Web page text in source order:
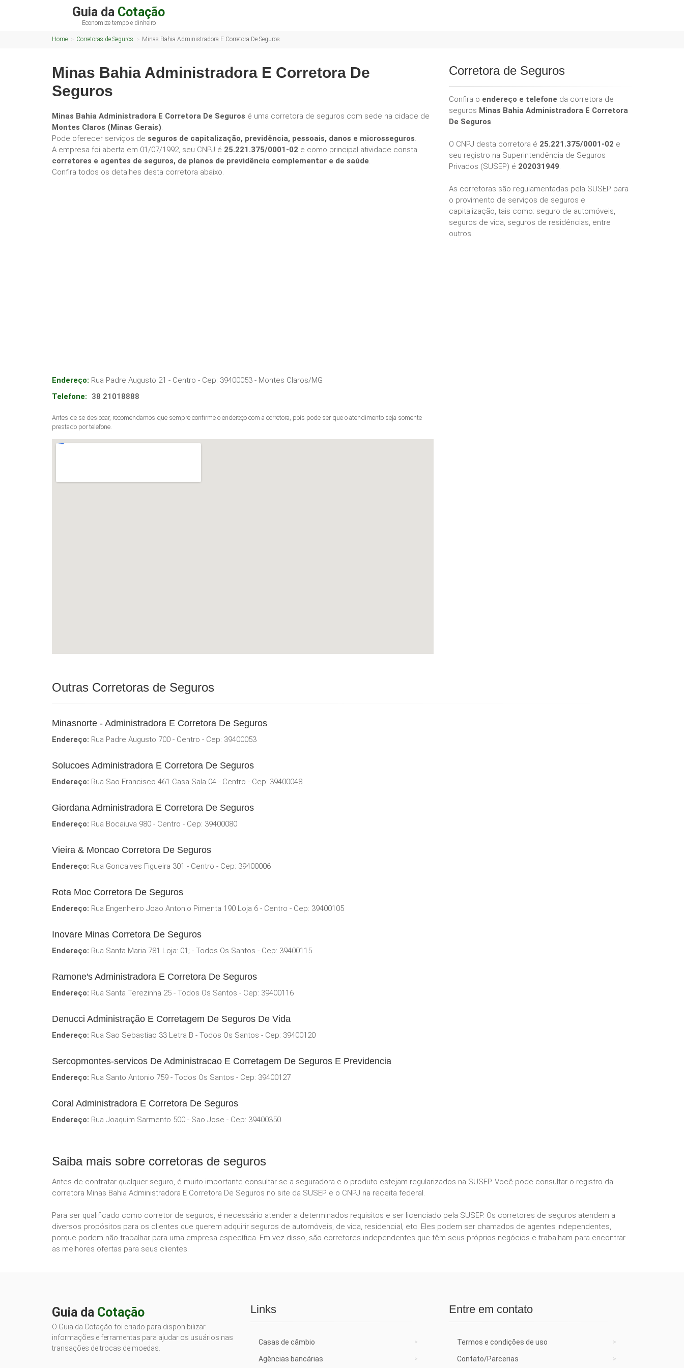
Guia da Cotação
Economize tempo e dinheiro
Home Corretoras de Seguros Minas Bahia Administradora E Corretora De Seguros
Minas Bahia Administradora E Corretora De
Seguros
Minas Bahia Administradora E Corretora De Seguros é uma corretora de seguros com sede na cidade de
Montes Claros (Minas Gerais).
Pode oferecer serviços de seguros de capitalização, previdência, pessoais, danos e microsseguros.
A empresa foi aberta em 01/07/1992, seu CNPJ é 25.221.375/0001-02 e como principal atividade consta
corretores e agentes de seguros, de planos de previdência complementar e de saúde.
Confira todos os detalhes desta corretora abaixo.
Endereço: Rua Padre Augusto 21 - Centro - Cep: 39400053 - Montes Claros/MG
Telefone:
38 21018888
Antes de se deslocar, recomendamos que sempre confirme o endereço com a corretora, pois pode ser que o atendimento seja somente
prestado por telefone.
Corretora de Seguros
Confira o endereço e telefone da corretora de
seguros Minas Bahia Administradora E Corretora
De Seguros.
O CNPJ desta corretora é 25.221.375/0001-02 e
seu registro na Superintendência de Seguros
Privados (SUSEP) é 202031949.
As corretoras são regulamentadas pela SUSEP para
o provimento de serviços de seguros e
capitalização, tais como: seguro de automóveis,
seguros de vida, seguros de residências, entre
outros.
Outras Corretoras de Seguros
Minasnorte - Administradora E Corretora De Seguros
Endereço: Rua Padre Augusto 700 - Centro - Cep: 39400053
Solucoes Administradora E Corretora De Seguros
Endereço: Rua Sao Francisco 461 Casa Sala 04 - Centro - Cep: 39400048
Giordana Administradora E Corretora De Seguros
Endereço: Rua Bocaiuva 980 - Centro - Cep: 39400080
Vieira & Moncao Corretora De Seguros
Endereço: Rua Goncalves Figueira 301 - Centro - Cep: 39400006
Rota Moc Corretora De Seguros
Endereço: Rua Engenheiro Joao Antonio Pimenta 190 Loja 6 - Centro - Cep: 39400105
Inovare Minas Corretora De Seguros
Endereço: Rua Santa Maria 781 Loja: 01; - Todos Os Santos - Cep: 39400115
Ramone's Administradora E Corretora De Seguros
Endereço: Rua Santa Terezinha 25 - Todos Os Santos - Cep: 39400116
Denucci Administração E Corretagem De Seguros De Vida
Endereço: Rua Sao Sebastiao 33 Letra B - Todos Os Santos - Cep: 39400120
Sercopmontes-servicos De Administracao E Corretagem De Seguros E Previdencia
Endereço: Rua Santo Antonio 759 - Todos Os Santos - Cep: 39400127
Coral Administradora E Corretora De Seguros
Endereço: Rua Joaquim Sarmento 500 - Sao Jose - Cep: 39400350
Saiba mais sobre corretoras de seguros
Antes de contratar qualquer seguro, é muito importante consultar se a seguradora e o produto estejam regularizados na SUSEP. Você pode consultar o registro da
corretora Minas Bahia Administradora E Corretora De Seguros no site da SUSEP e o CNPJ na receita federal.
Para ser qualificado como corretor de seguros, é necessário atender a determinados requisitos e ser licenciado pela SUSEP. Os corretores de seguros atendem a
diversos propósitos para os clientes que querem adquirir seguros de automóveis, de vida, residencial, etc. Eles podem ser chamados de agentes independentes,
porque podem não trabalhar para uma empresa específica. Em vez disso, são corretores independentes que têm seus próprios negócios e trabalham para encontrar
as melhores ofertas para seus clientes.
Guia da Cotação
O Guia da Cotação foi criado para disponibilizar
informações e ferramentas para ajudar os usuários nas
transações de trocas de moedas.
Links
Casas de câmbio
Agências bancárias
Entre em contato
Termos e condições de uso
Contato/Parcerias